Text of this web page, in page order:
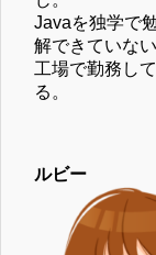
Javaを独学で
解できていない
工場で勤務し
る。
ルビー